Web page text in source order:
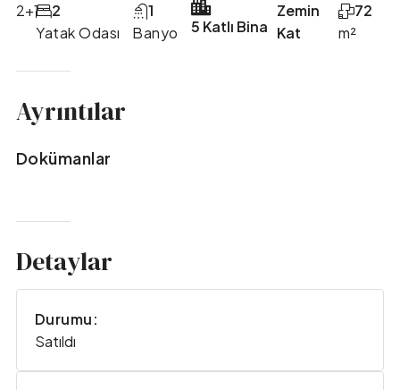
2+1
Yatak Odası
2
Banyo
1
5 Katlı Bina
Zemin
Kat
m²
72
Ayrıntılar
Dokümanlar
Detaylar
Durumu:
Satıldı